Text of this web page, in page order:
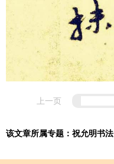
上一页
该文章所属专题： 祝允明书法